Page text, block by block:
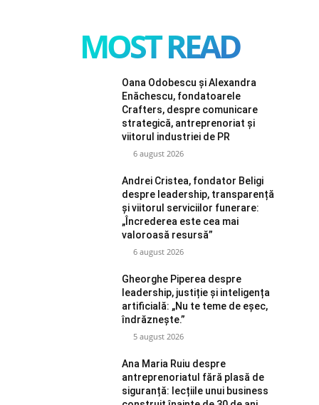
MOST READ
Oana Odobescu și Alexandra
Enăchescu, fondatoarele
Crafters, despre comunicare
strategică, antreprenoriat și
viitorul industriei de PR
6 august 2026
Andrei Cristea, fondator Beligi
despre leadership, transparență
și viitorul serviciilor funerare:
„Încrederea este cea mai
valoroasă resursă”
6 august 2026
Gheorghe Piperea despre
leadership, justiție și inteligența
artificială: „Nu te teme de eșec,
îndrăznește.”
5 august 2026
Ana Maria Ruiu despre
antreprenoriatul fără plasă de
siguranță: lecțiile unui business